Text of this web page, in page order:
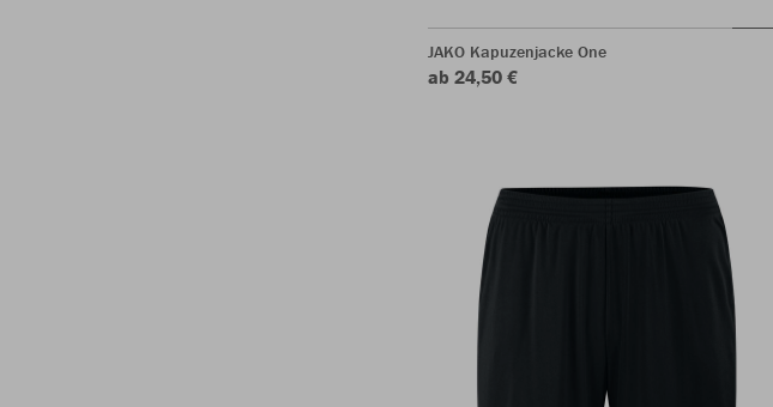
JAKO Kapuzenjacke One
ab 24,50 €